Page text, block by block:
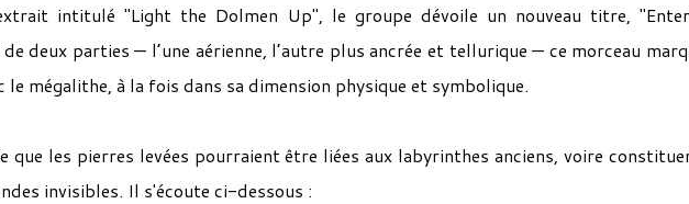
intitulé "Light the Dolmen Up", le groupe dévoile un nouveau titre,
deux parties — l’une aérienne, l’autre plus ancrée et tellurique — ce morceau
le mégalithe, à la fois dans sa dimension physique et symbolique.
que les pierres levées pourraient être liées aux labyrinthes anciens, voire
invisibles. Il s'écoute ci-dessous :